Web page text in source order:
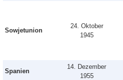
Sowjetunion
24. Oktober
1945
Spanien
14. Dezember
1955